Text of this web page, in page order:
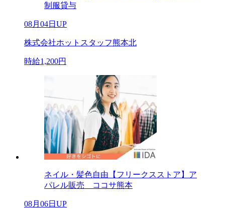
制服貸与
08月04日UP
株式会社ホットスタッフ熊本北
時給1,200円
ネイル・髪色自由【フリークスストア】ア
パレル販売 ココサ熊本
08月06日UP